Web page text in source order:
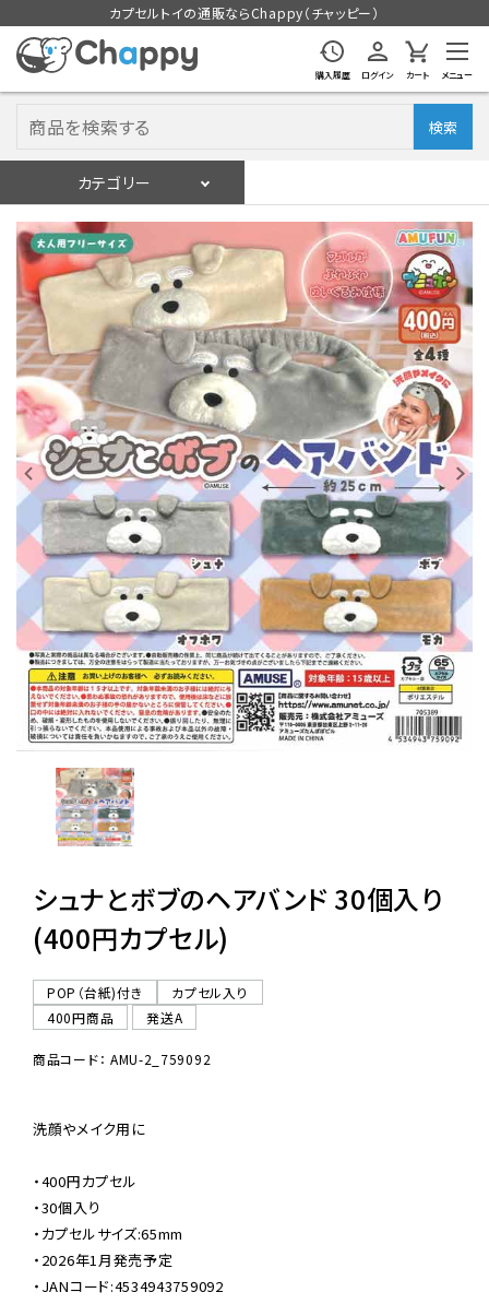
カプセルトイの通販ならChappy（チャッピー）
購入履歴 ログイン カート メニュー
検索
カテゴリー
ログイン 会員登録
入荷スケジュールをチェック
カプセルトイマシン本体
カプセルトイ
販促用空カプセル
レンタル
景品・玩具・文具
販促用カプセルトイ
よくあるご質問
06-6282-7659
シュナとボブのヘアバンド 30個入り
(400円カプセル)
POP（台紙)付き
カプセル入り
400円商品
発送A
商品コード： AMU-2_759092
洗顔やメイク用に
・400円カプセル
・30個入り
・カプセルサイズ:65mm
・2026年1月発売予定
・JANコード:4534943759092